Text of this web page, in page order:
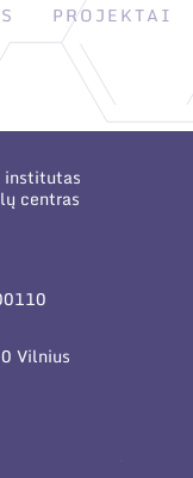
PROJEKTAI
centras
Vilnius